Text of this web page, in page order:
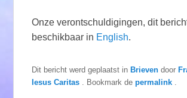
Onze verontschuldigingen, dit
beschikbaar in English.
Dit bericht werd geplaatst inBrieven door
Iesus Caritas
. Bookmark depermalink